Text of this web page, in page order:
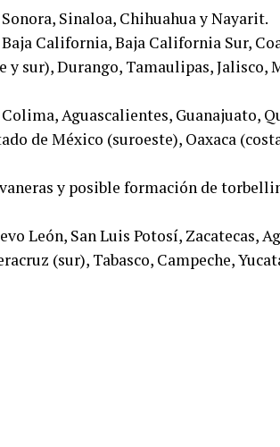
Sinaloa, Chihuahua y Nayarit.
California, Baja California Sur,
y sur), Durango, Tamaulipas, Jalisco,
Aguascalientes, Guanajuato,
de México (suroeste), Oaxaca
y posible formación de
León, San Luis Potosí, Zacatecas,
(sur), Tabasco, Campeche,